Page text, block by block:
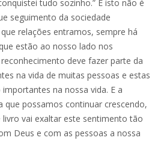
tudo sozinho.” E isto não é
seguimento da sociedade
relações entramos, sempre há
estão ao nosso lado nos
deve fazer parte da
na vida de muitas pessoas e estas
na nossa vida. E a
que possamos continuar crescendo,
vai exaltar este sentimento tão
Deus e com as pessoas a nossa